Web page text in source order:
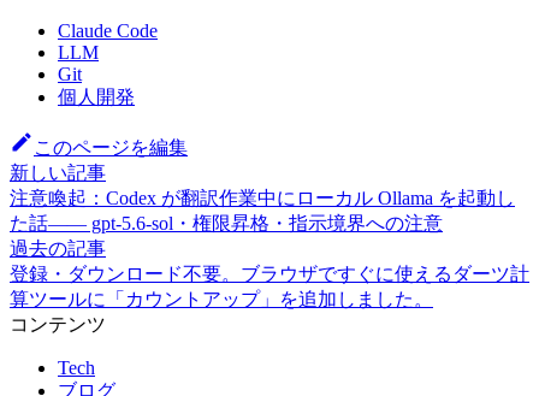
Claude Code
LLM
Git
個人開発
このページを編集
新しい記事
注意喚起：Codex が翻訳作業中にローカル Ollama を起動し
た話—— gpt-5.6-sol・権限昇格・指示境界への注意
過去の記事
登録・ダウンロード不要。ブラウザですぐに使えるダーツ計
算ツールに「カウントアップ」を追加しました。
コンテンツ
Tech
ブログ